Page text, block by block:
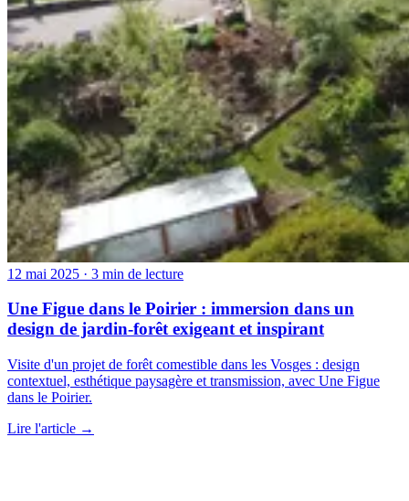
12 mai 2025 · 3 min de lecture
Une Figue dans le Poirier : immersion dans un
design de jardin-forêt exigeant et inspirant
Visite d'un projet de forêt comestible dans les Vosges : design
contextuel, esthétique paysagère et transmission, avec Une Figue
dans le Poirier.
Lire l'article →